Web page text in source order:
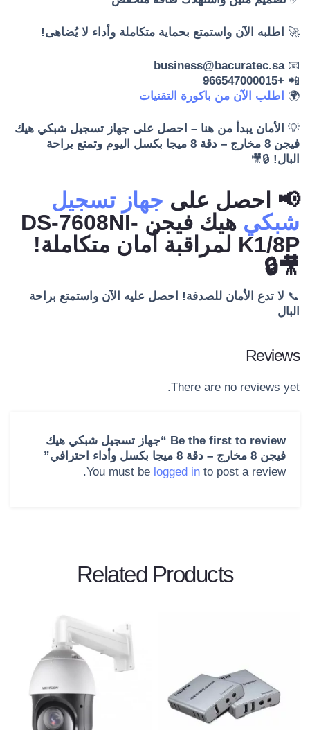
🚀 اطلبه الآن واستمتع بحماية متكاملة وأداء لا يُضاهى!
📧
business@bacuratec.sa
📲
+966547000015
🌍
اطلب الآن من باكورة التقنيات
💡 الأمان يبدأ من هنا – احصل على جهاز تسجيل شبكي هيك
فيجن 8 مخارج – دقة 8 ميجا بكسل اليوم وتمتع براحة
البال! 🔒🎥
📢 احصل على جهاز تسجيل
شبكي
هيك فيجن DS-7608NI-
K1/8P لمراقبة أمان متكاملة!
🎥🔒
📞 لا تدع الأمان للصدفة! احصل عليه الآن واستمتع براحة
البال
Reviews
There are no reviews yet.
Be the first to review “جهاز تسجيل شبكي هيك
فيجن 8 مخارج – دقة 8 ميجا بكسل وأداء احترافي”
You must be logged in to post a review.
Related Products